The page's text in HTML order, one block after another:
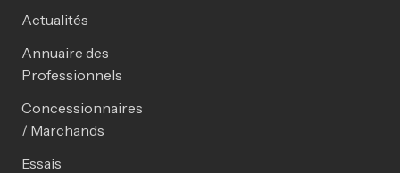
Actualités
Annuaire des
Professionnels
Concessionnaires
/ Marchands
Essais